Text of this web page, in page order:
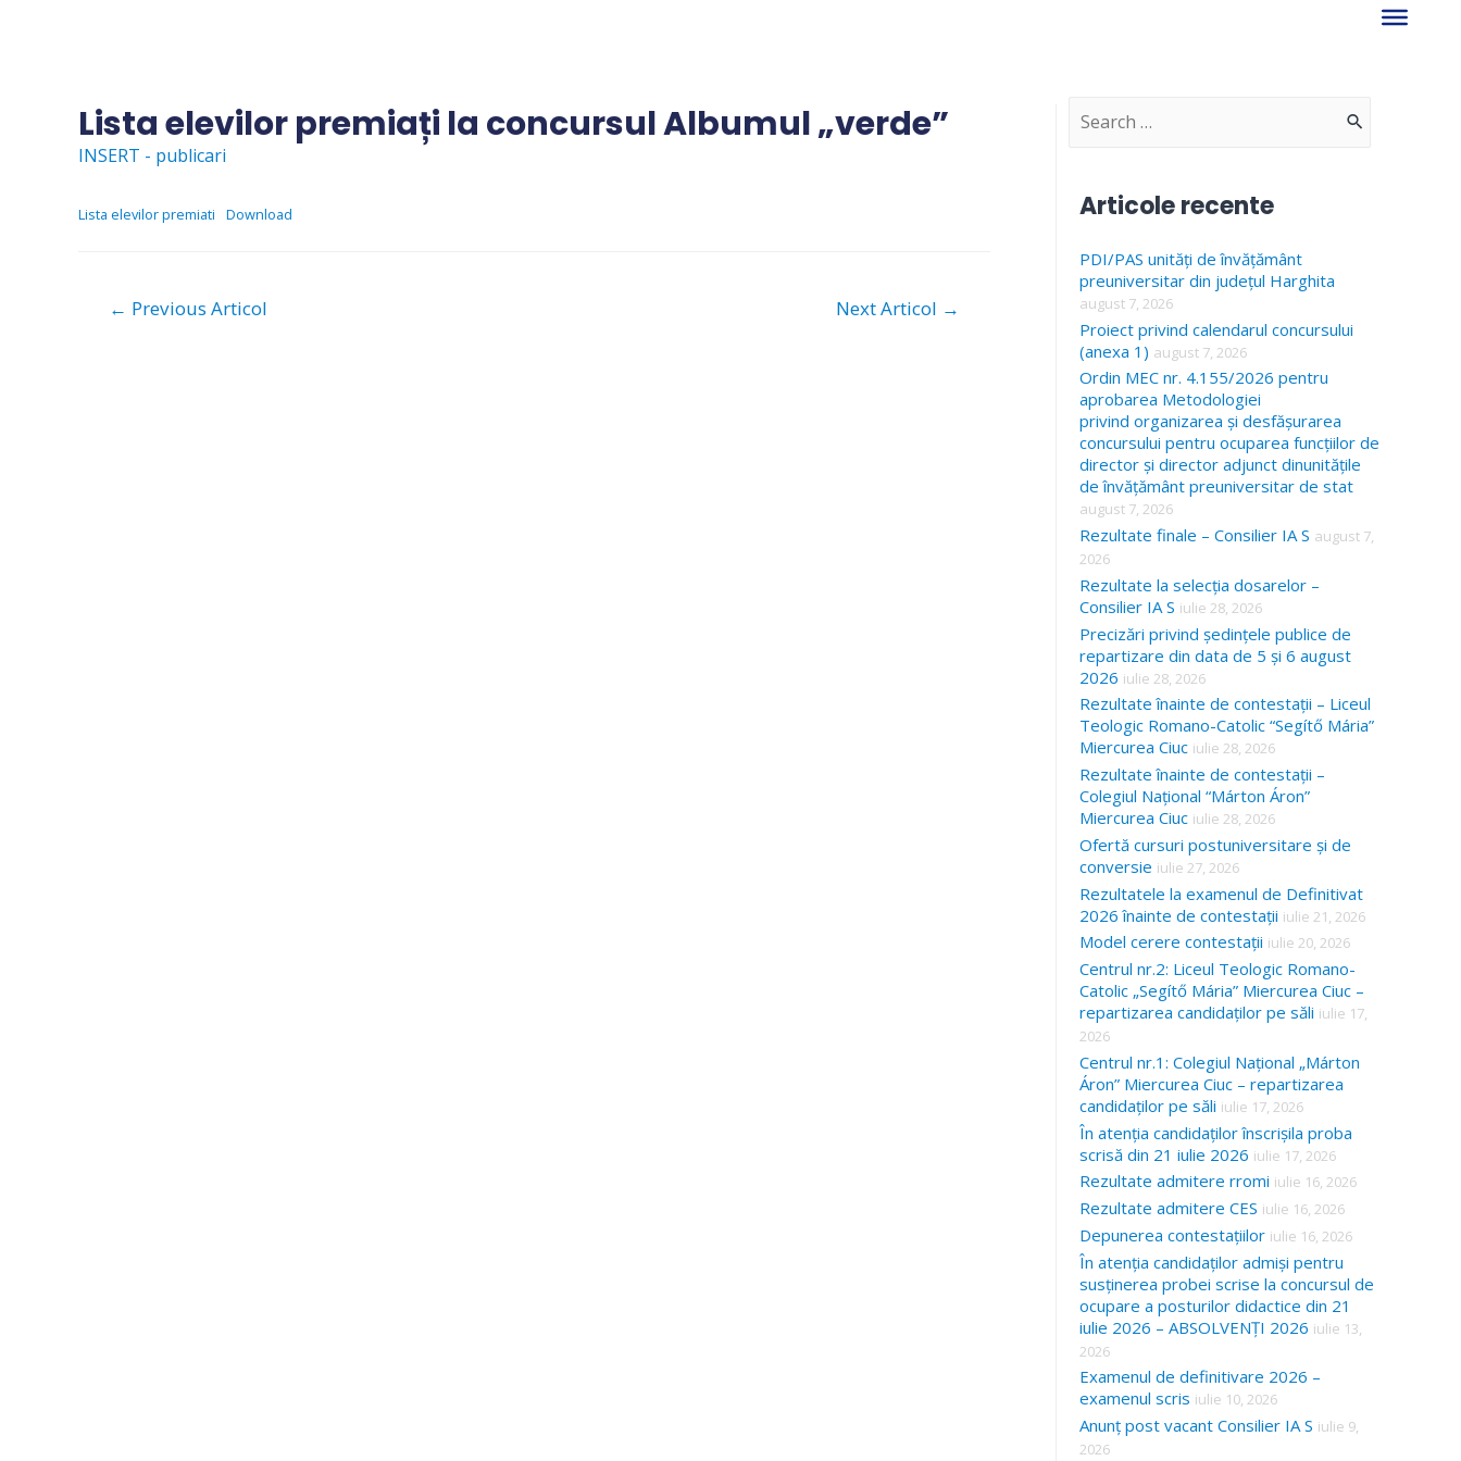
Lista elevilor premiați la concursul Albumul „verde”
INSERT - publicari
Lista elevilor premiati Download
Navigare
← Previous Articol Next Articol →
S
c
h
f
o
r
:
Articole recente
PDI/PAS unități de învățământ
preuniversitar din județul Harghita
august 7, 2026
Proiect privind calendarul concursului
(anexa 1) august 7, 2026
Ordin MEC nr. 4.155/2026 pentru
aprobarea Metodologiei
privind organizarea și desfășurarea
concursului pentru ocuparea funcțiilor de
director și director adjunct dinunitățile
de învățământ preuniversitar de stat
august 7, 2026
Rezultate finale – Consilier IA S august 7,
2026
Rezultate la selecția dosarelor –
Consilier IA S iulie 28, 2026
Precizări privind ședințele publice de
repartizare din data de 5 și 6 august
2026 iulie 28, 2026
Rezultate înainte de contestații – Liceul
Teologic Romano-Catolic “Segítő Mária”
Miercurea Ciuc iulie 28, 2026
Rezultate înainte de contestații –
Colegiul Național “Márton Áron”
Miercurea Ciuc iulie 28, 2026
Ofertă cursuri postuniversitare și de
conversie iulie 27, 2026
Rezultatele la examenul de Definitivat
2026 înainte de contestații iulie 21, 2026
Model cerere contestații iulie 20, 2026
Centrul nr.2: Liceul Teologic Romano-
Catolic „Segítő Mária” Miercurea Ciuc –
repartizarea candidaților pe săli iulie 17,
2026
Centrul nr.1: Colegiul Național „Márton
Áron” Miercurea Ciuc – repartizarea
candidaților pe săli iulie 17, 2026
În atenția candidaților înscrișila proba
scrisă din 21 iulie 2026 iulie 17, 2026
Rezultate admitere rromi iulie 16, 2026
Rezultate admitere CES iulie 16, 2026
Depunerea contestațiilor iulie 16, 2026
În atenția candidaților admiși pentru
susținerea probei scrise la concursul de
ocupare a posturilor didactice din 21
iulie 2026 – ABSOLVENȚI 2026 iulie 13,
2026
Examenul de definitivare 2026 –
examenul scris iulie 10, 2026
Anunț post vacant Consilier IA S iulie 9,
2026